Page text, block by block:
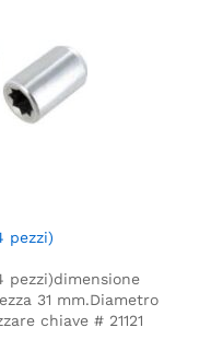
pezzi)
pezzi)dimensione
31 mm.Diametro
chiave # 21121